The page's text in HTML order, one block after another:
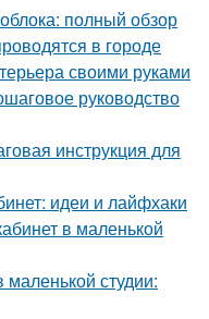
полный обзор
в городе
своими руками
руководство
инструкция для
идеи и лайфхаки
в маленькой
студии: